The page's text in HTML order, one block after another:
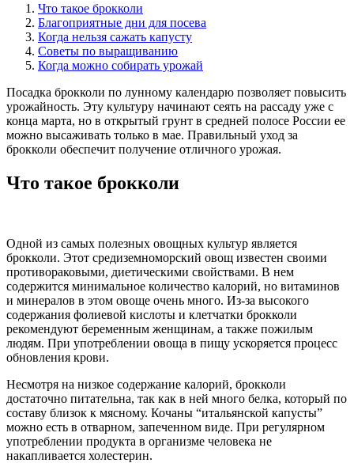
Что такое брокколи
Благоприятные дни для посева
Когда нельзя сажать капусту
Советы по выращиванию
Когда можно собирать урожай
Посадка брокколи по лунному календарю позволяет повысить
урожайность. Эту культуру начинают сеять на рассаду уже с
конца марта, но в открытый грунт в средней полосе России ее
можно высаживать только в мае. Правильный уход за
брокколи обеспечит получение отличного урожая.
Что такое брокколи
Одной из самых полезных овощных культур является
брокколи. Этот средиземноморский овощ известен своими
противораковыми, диетическими свойствами. В нем
содержится минимальное количество калорий, но витаминов
и минералов в этом овоще очень много. Из-за высокого
содержания фолиевой кислоты и клетчатки брокколи
рекомендуют беременным женщинам, а также пожилым
людям. При употреблении овоща в пищу ускоряется процесс
обновления крови.
Несмотря на низкое содержание калорий, брокколи
достаточно питательна, так как в ней много белка, который по
составу близок к мясному. Кочаны “итальянской капусты”
можно есть в отварном, запеченном виде. При регулярном
употреблении продукта в организме человека не
накапливается холестерин.